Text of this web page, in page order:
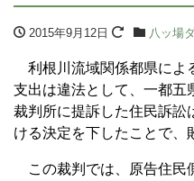
2015年9月12日 八ッ場
利根川流域関係都県によ
支出は違法として、一都五
裁判所に提訴した住民訴訟
ける決定を下したことで、
この裁判では、原告住民